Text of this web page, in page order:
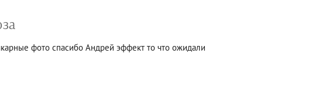
фото спасибо Андрей эффект то что ожидали